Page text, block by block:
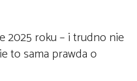
2025 roku – i trudno nie
to sama prawda o